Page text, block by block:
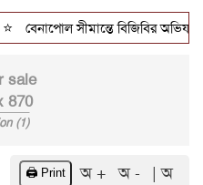
বেনাপোল সীমান্তে বিজিবির অভিযানে ৫
sale
870
(1)
🖨️ Print অ + অ - | অ